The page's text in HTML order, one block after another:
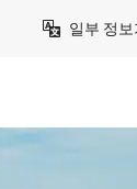
일부 정